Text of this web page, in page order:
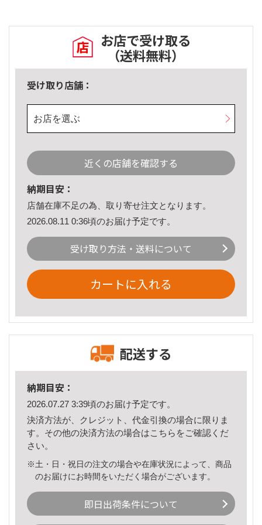
お店で受け取る
（送料無料）
受け取り店舗：
お店を選ぶ
近くの店舗を確認する
納期目安：
店舗在庫不足の為、取り寄せ注文となります。
2026.08.11 0:36頃のお届け予定です。
受け取り方法・送料について
カートに入れる
配送する
納期目安：
2026.07.27 3:39頃のお届け予定です。
決済方法が、クレジット、代金引換の場合に限りま
す。その他の決済方法の場合はこちら をご確認くだ
さい。
※土・日・祝日の注文の場合や在庫状況によって、商品
のお届けにお時間をいただく場合がございます。
即日出荷条件について